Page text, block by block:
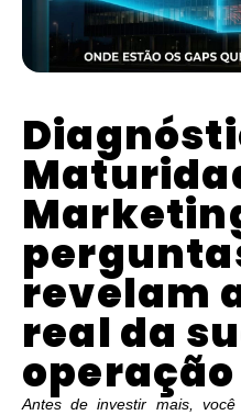
revelam
real da
operação
Antes de investir mais,